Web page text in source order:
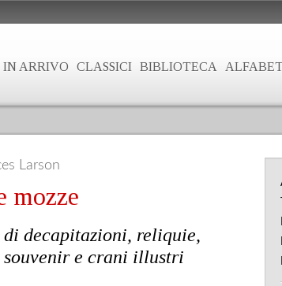
IN ARRIVO CLASSICI BIBLIOTECA
Larson
mozze
di decapitazioni, reliquie,
e crani illustri